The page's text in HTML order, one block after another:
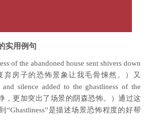
实用例句
of the abandoned house sent shivers down
弃房子的恐怖景象让我毛骨悚然。）又
silence added to the ghastliness of the
，更加突出了场景的阴森恐怖。）通过这
“Ghastliness”是描述场景恐怖程度的好帮